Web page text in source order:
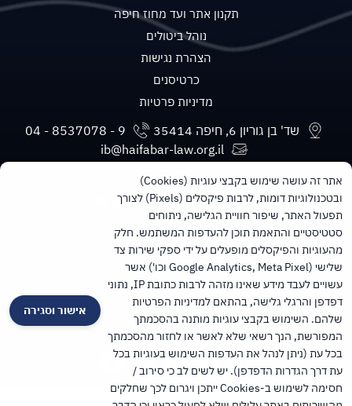
תקנון אתר ועד מחוז חיפה
נוהל ביטולים
הצהרת נגישות
כרטיסנים
מדיניות פרטיות
שד' בן גוריון 6, חיפה 35414
ib@haifabar-law.org.il
מעוניינים בעדכונים חודשיים ישירות למייל?
הרשמו לניוזלטר של הלשכה
הנני מביע/ה את הסכמתילמדיניות הפרטיותבאתר.
להרשמה
אישור וסגירה
אתר זה עושה שימוש בקבצי עוגיות (Cookies)
ובטכנולוגיות דומות, לרבות פיקסלים (Pixels) לצורך
תפעול האתר, שיפור חוויית הגלישה, ניתוחים
סטטיסטיים והתאמת תוכן להעדפות המשתמש. חלק
מהעוגיות והפיקסלים מופעלים על ידי ספקי שירות צד
שלישי (Google Analytics, Meta Pixel וכו') אשר
עשויים לעבד מידע שאינו מזהה לרבות כתובת IP, נתוני
דפדפן והרגלי גלישה, בהתאם למדיניות הפרטיות
שלהם. השימוש בקבצי עוגיות מותנה בהסכמתך
המפורשת, הנך רשאי שלא לאשר או לחזור מהסכמתך
בכל עת (ניתן לנהל את העדפות השימוש בעוגיות בכל
עת דרך הגדרות הדפדפן). יש לשים לב כי סירוב /
חסימה לשימוש ב-Cookies ייתכן ויגרום לכך שחלקים